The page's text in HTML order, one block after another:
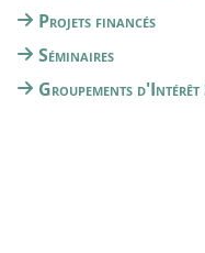
Projets financés
Séminaires
Groupements